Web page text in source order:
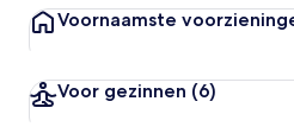
Voornaamste
Voor gezinnen (6)